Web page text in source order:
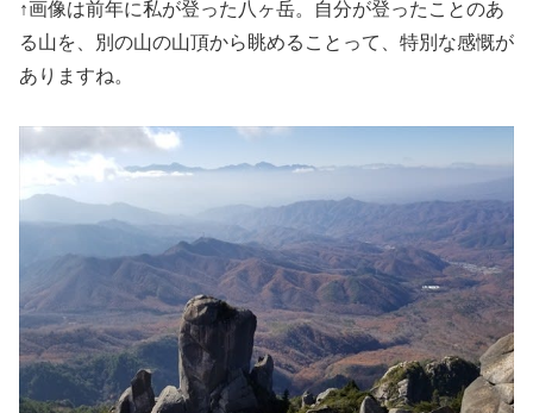
↑画像は前年に私が登った八ヶ岳。自分が登ったことのあ
る山を、別の山の山頂から眺めることって、特別な感慨が
ありますね。